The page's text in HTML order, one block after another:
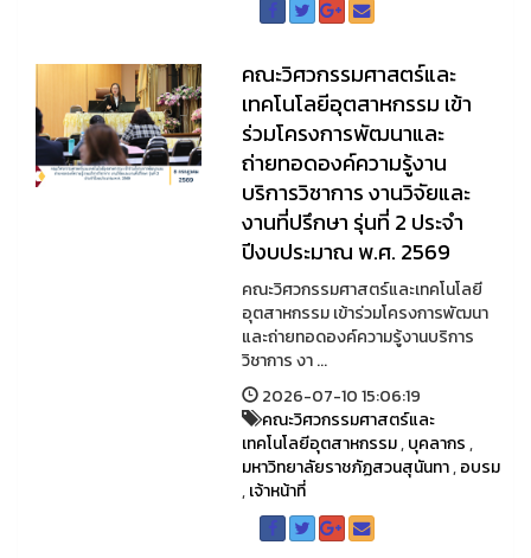
คณะวิศวกรรมศาสตร์และ
เทคโนโลยีอุตสาหกรรม เข้า
ร่วมโครงการพัฒนาและ
ถ่ายทอดองค์ความรู้งาน
บริการวิชาการ งานวิจัยและ
งานที่ปรึกษา รุ่นที่ 2 ประจำ
ปีงบประมาณ พ.ศ. 2569
คณะวิศวกรรมศาสตร์และเทคโนโลยี
อุตสาหกรรม เข้าร่วมโครงการพัฒนา
และถ่ายทอดองค์ความรู้งานบริการ
วิชาการ งา ...
2026-07-10 15:06:19
คณะวิศวกรรมศาสตร์และ
เทคโนโลยีอุตสาหกรรม,บุคลากร,
มหาวิทยาลัยราชภัฏสวนสุนันทา,อบรม
,เจ้าหน้าที่